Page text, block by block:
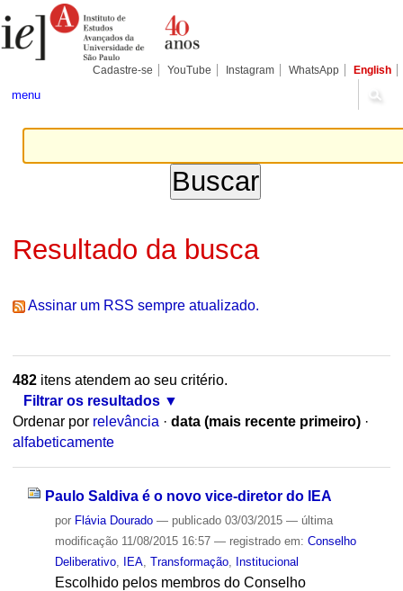
para
conteúdo.
Pessoais
Cadastre-se YouTube Instagram WhatsApp English
menu
Resultado da busca
Assinar um RSS sempre atualizado.
482itens atendem ao seu critério.
Filtrar os resultados
Ordenar por relevância · data (mais recente primeiro) ·
alfabeticamente
Paulo Saldiva é o novo vice-diretor do IEA
por Flávia Dourado — publicado03/03/2015 — última
modificação11/08/2015 16:57 — registrado em: Conselho
Deliberativo, IEA, Transformação, Institucional
Escolhido pelos membros do Conselho